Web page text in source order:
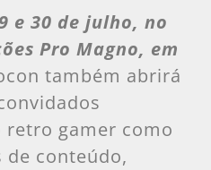
e 30 de julho, no
Pro Magno, em
também abrirá
retro gamer como
de conteúdo,